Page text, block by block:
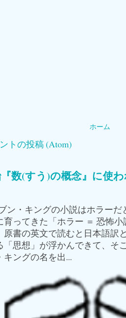
ホーム
トの投稿 (Atom)
数(すう)の概念』に使
ン・キングの小説はホラー
育ってきた「ホラー ＝ 恐怖
原書の英文で読むと日本語訳
「思想」が浮かんできて、そ
キングの名を出...